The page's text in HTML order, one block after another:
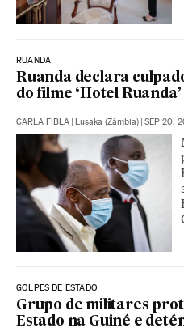
RUANDA
Ruanda declara
do filme ‘Hotel Ruanda’
CARLA FIBLA | Lusaka (Zâmbia) | SEP 20,
GOLPES DE ESTADO
Grupo de militares
Estado na Guiné e